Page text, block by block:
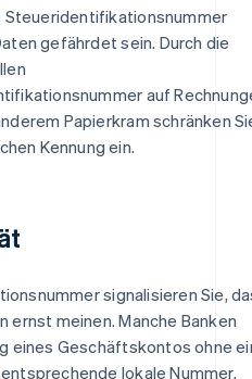
Steueridentifikationsnummer
gefährdet sein. Durch die
auf
Papierkram schränken
Kennung ein.
signalisieren Sie,
ernst meinen. Manche Banken
eines Geschäftskontos ohne
lokale Nummer.